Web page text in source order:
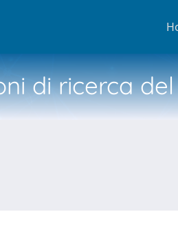
di ricerca